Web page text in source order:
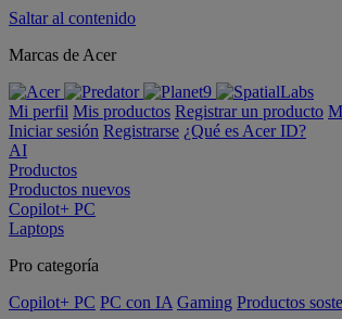
Saltar al contenido
Marcas de Acer
Mi perfil Mis productos Registrar un producto
Iniciar sesión Registrarse ¿Qué es Acer ID?
AI
Productos
Productos nuevos
Copilot+ PC
Laptops
Pro categoría
Copilot+ PC PC con IA Gaming Productos